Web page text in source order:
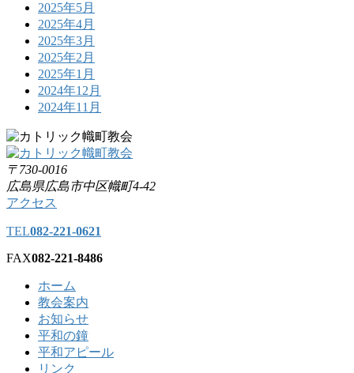
2025年5月
2025年4月
2025年3月
2025年2月
2025年1月
2024年12月
2024年11月
〒730-0016
広島県広島市中区幟町4-42
アクセス
TEL082-221-0621
FAX082-221-8486
ホーム
教会案内
お知らせ
平和の鐘
平和アピール
リンク